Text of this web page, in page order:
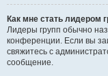
Как мне стать лидером
Лидеры групп обычно
конференции. Если вы
свяжитесь с
сообщение.